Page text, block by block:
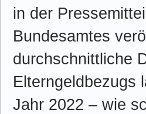
in der
Bundesamtes
durchschnittliche
Elterngeldbezugs
Jahr 2022 – wie